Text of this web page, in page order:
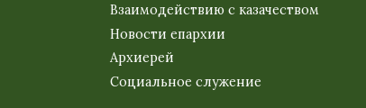
Взаимодействию с казачеством
Новости епархии
Архиерей
Социальное служение